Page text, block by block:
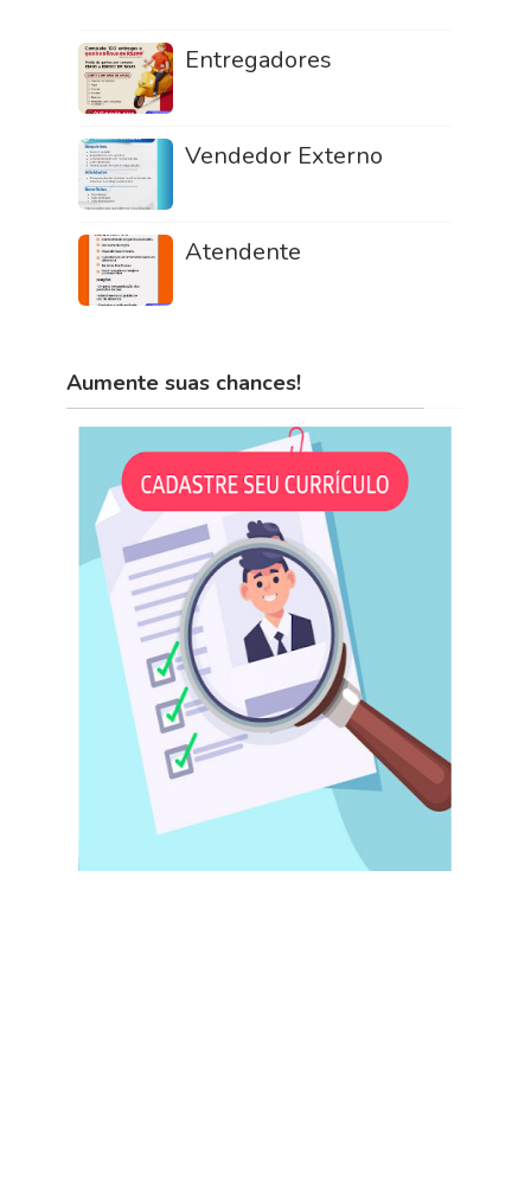
Entregadores
Vendedor Externo
Atendente
Aumente suas chances!